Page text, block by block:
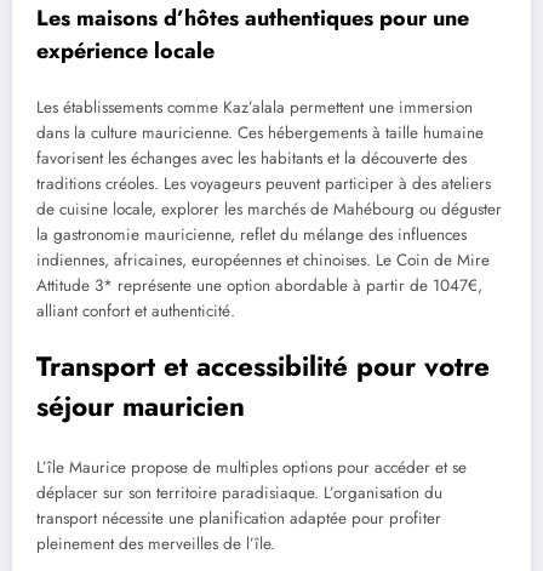
Les maisons d’hôtes authentiques pour une
expérience locale
Les établissements comme Kaz’alala permettent une immersion
dans la culture mauricienne. Ces hébergements à taille humaine
favorisent les échanges avec les habitants et la découverte des
traditions créoles. Les voyageurs peuvent participer à des ateliers
de cuisine locale, explorer les marchés de Mahébourg ou déguster
la gastronomie mauricienne, reflet du mélange des influences
indiennes, africaines, européennes et chinoises. Le Coin de Mire
Attitude 3* représente une option abordable à partir de 1047€,
alliant confort et authenticité.
Transport et accessibilité pour votre
séjour mauricien
L’île Maurice propose de multiples options pour accéder et se
déplacer sur son territoire paradisiaque. L’organisation du
transport nécessite une planification adaptée pour profiter
pleinement des merveilles de l’île.